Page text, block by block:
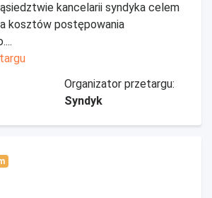
kancelarii syndyka celem
kosztów postępowania
Organizator przetargu:
Syndyk